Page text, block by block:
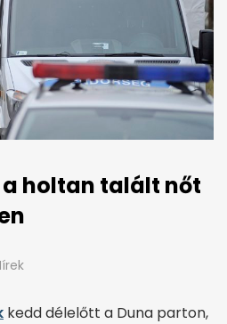
holtan talált nőt
kedd délelőtt a Duna parton,